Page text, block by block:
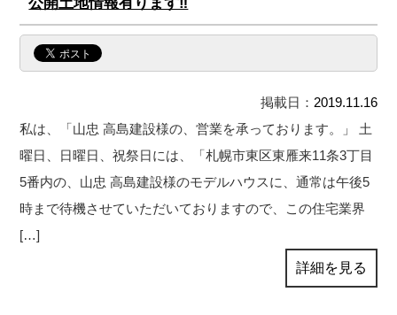
掲載日： 2019.11.16
私は、「山忠 高島建設様の、営業を承っております。」 土
曜日、日曜日、祝祭日には、「札幌市東区東雁来11条3丁目
5番内の、山忠 高島建設様のモデルハウスに、通常は午後5
時まで待機させていただいておりますので、この住宅業界
[…]
詳細を見る